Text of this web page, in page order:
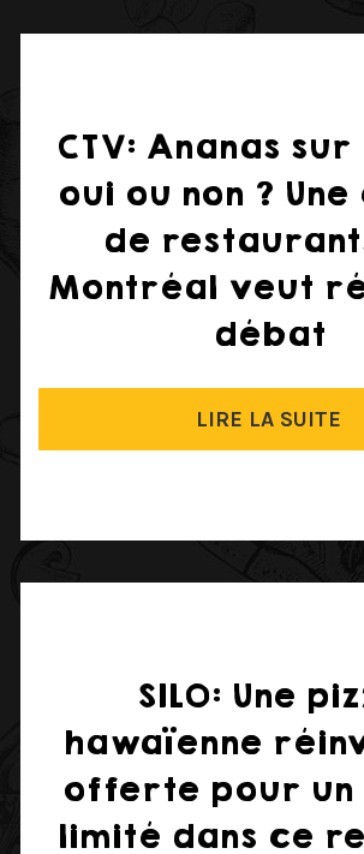
CTV: Ananas
oui ou non ?
de
Montréal veut
débat
LIRE LA SUITE
SILO: Une
hawaïenne
offerte pour un
limité dans ce